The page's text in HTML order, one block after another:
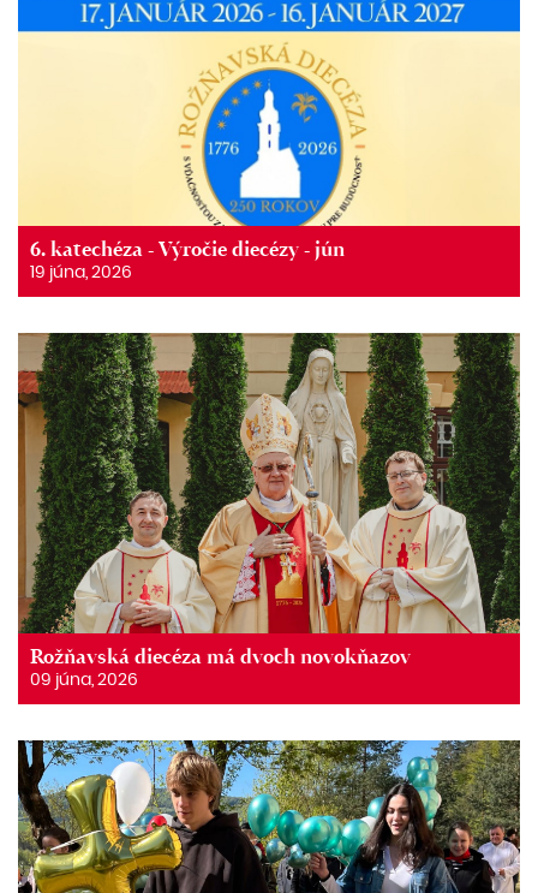
6. katechéza - Výročie diecézy - jún
19 júna, 2026
Rožňavská diecéza má dvoch novokňazov
09 júna, 2026